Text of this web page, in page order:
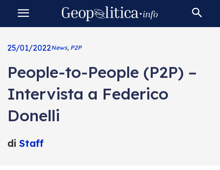
25/01/2022News, P2P
People-to-People (P2P) –
Intervista a Federico
Donelli
di Staff